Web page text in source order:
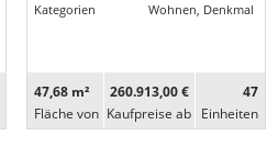
Kategorien
Wohnen, Denkmal
47,68 m²
Fläche von
260.913,00 €
Kaufpreise ab
47
Ein­heiten